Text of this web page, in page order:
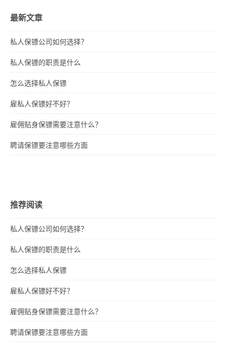
最新文章
私人保镖公司如何选择？
私人保镖的职责是什么
怎么选择私人保镖
雇私人保镖好不好？
雇佣贴身保镖需要注意什么？
聘请保镖要注意哪些方面
推荐阅读
私人保镖公司如何选择？
私人保镖的职责是什么
怎么选择私人保镖
雇私人保镖好不好？
雇佣贴身保镖需要注意什么？
聘请保镖要注意哪些方面